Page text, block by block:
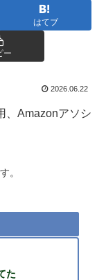
はてブ
ー
2026.06.22
、Amazonアソシ
。
た